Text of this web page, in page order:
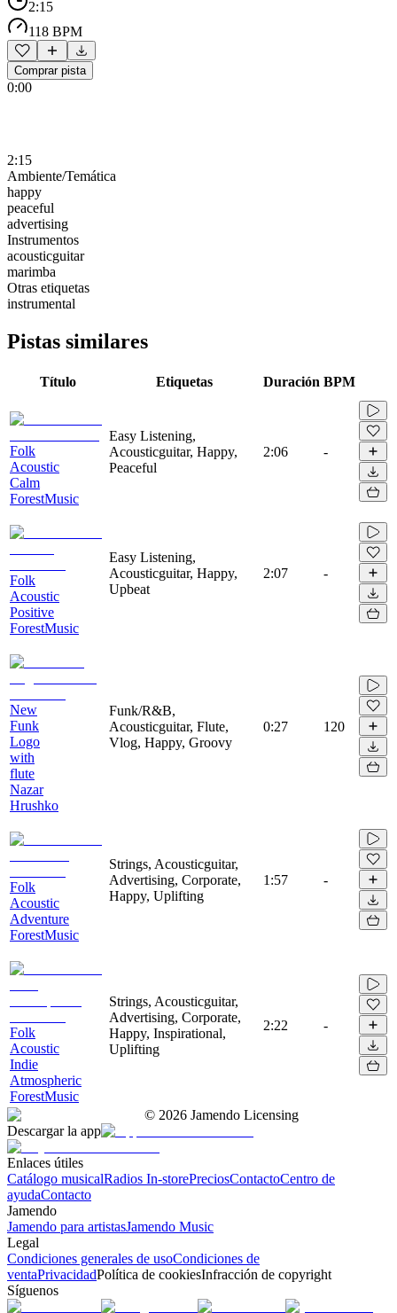
2:15
118 BPM
Comprar pista
0:00
2:15
Ambiente/Temática
happy
peaceful
advertising
Instrumentos
acousticguitar
marimba
Otras etiquetas
instrumental
Pistas similares
Título Etiquetas Duración BPM
Folk
Acoustic
Calm
ForestMusic
Easy Listening,
Acousticguitar, Happy,
Peaceful
2:06 -
Folk
Acoustic
Positive
ForestMusic
Easy Listening,
Acousticguitar, Happy,
Upbeat
2:07 -
New
Funk
Logo
with
flute
Nazar
Hrushko
Funk/R&B,
Acousticguitar, Flute,
Vlog, Happy, Groovy
0:27 120
Folk
Acoustic
Adventure
ForestMusic
Strings, Acousticguitar,
Advertising, Corporate,
Happy, Uplifting
1:57 -
Folk
Acoustic
Indie
Atmospheric
ForestMusic
Strings, Acousticguitar,
Advertising, Corporate,
Happy, Inspirational,
Uplifting
2:22 -
© 2026 Jamendo Licensing
Descargar la app
Enlaces útiles
Catálogo musicalRadios In-storePreciosContactoCentro de
ayudaContacto
Jamendo
Jamendo para artistasJamendo Music
Legal
Condiciones generales de usoCondiciones de
ventaPrivacidadPolítica de cookiesInfracción de copyright
Síguenos